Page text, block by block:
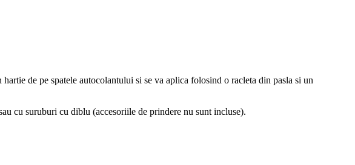
de pe spatele autocolantului si se va aplica folosind o racleta din pasla si un
cu suruburi cu diblu (accesoriile de prindere nu sunt incluse).